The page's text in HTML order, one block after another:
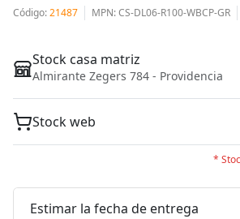
Código:21487 MPN: CS-DL06-R100-WBCP-GR
Stock casa matriz
Almirante Zegers 784 - Providencia
Stock web
*
Estimar la fecha de entrega